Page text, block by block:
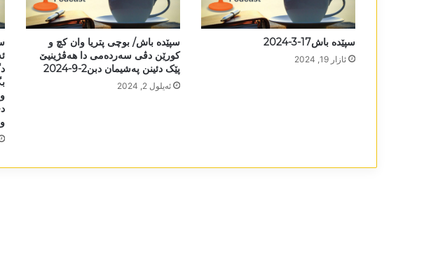
سپێدە باش17-3-2024
ئازار 19, 2024
سپێدە باش/ بوچی پتریا وان کچ و
کورێن دڤی سەردەمی دا ھەڤژینیێ
پێک دئینن پەشیمان دبن2-9-2024
ئه‌یلول 2, 2024
و